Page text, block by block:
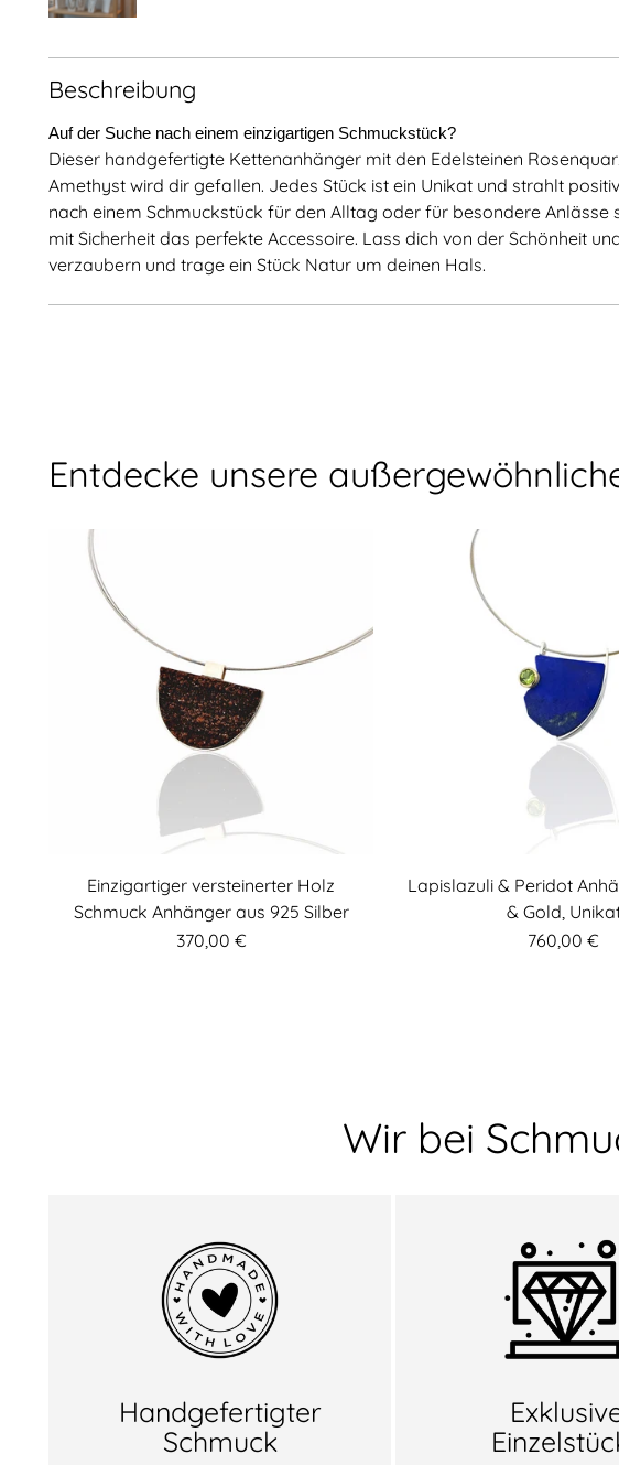
Beschreibung
Auf der Suche nach einem einzigartigen Schmuckstück?
Dieser handgefertigte Kettenanhänger mit den Edelsteinen
Amethyst wird dir gefallen. Jedes Stück ist ein Unikat und strahlt
nach einem Schmuckstück für den Alltag oder für besondere Anlässe
mit Sicherheit das perfekte Accessoire. Lass dich von der Schönheit
verzaubern und trage ein Stück Natur um deinen Hals.
Entdecke unsere
Einzigartiger versteinerter Holz
Schmuck Anhänger aus 925 Silber
370,00 €
Lapislazuli & Peridot
& Gold,
760,00 €
Wir bei
Handgefertigter
Schmuck